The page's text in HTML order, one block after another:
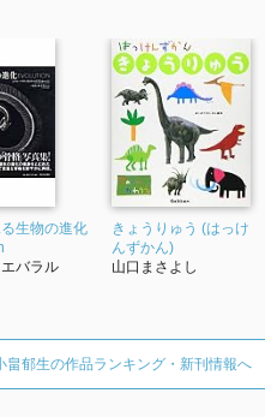
生物の進化
バラル
きょうりゅう (はっけ
んずかん)
山口まさよし
畠郁生の作品ランキング・新刊情報へ